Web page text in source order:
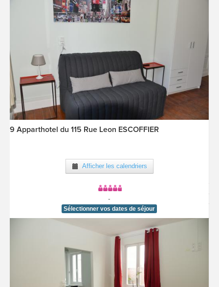
[voir la fiche détail]
9 Apparthotel du 115 Rue Leon ESCOFFIER
Afficher les calendriers
-
Sélectionner vos dates de séjour